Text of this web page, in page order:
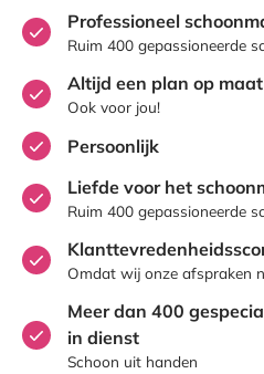
Professioneel
Ruim 400 gepassioneerde
Altijd een plan op maat
Ook voor jou!
Persoonlijk
Liefde voor het
Ruim 400 gepassioneerde
Omdat wij onze afspraken
Meer dan 400
in dienst
Schoon uit handen